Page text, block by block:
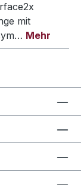
mit
Mehr